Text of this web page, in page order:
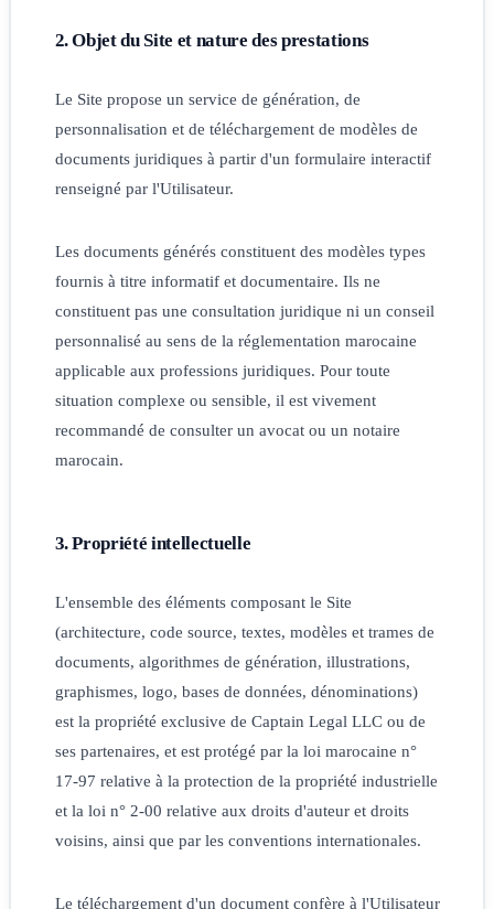
2. Objet du Site et nature des prestations
Le Site propose un service de génération, de
personnalisation et de téléchargement de modèles de
documents juridiques à partir d'un formulaire interactif
renseigné par l'Utilisateur.
Les documents générés constituent des modèles types
fournis à titre informatif et documentaire. Ils ne
constituent pas une consultation juridique ni un conseil
personnalisé au sens de la réglementation marocaine
applicable aux professions juridiques. Pour toute
situation complexe ou sensible, il est vivement
recommandé de consulter un avocat ou un notaire
marocain.
3. Propriété intellectuelle
L'ensemble des éléments composant le Site
(architecture, code source, textes, modèles et trames de
documents, algorithmes de génération, illustrations,
graphismes, logo, bases de données, dénominations)
est la propriété exclusive de Captain Legal LLC ou de
ses partenaires, et est protégé par la loi marocaine n°
17-97 relative à la protection de la propriété industrielle
et la loi n° 2-00 relative aux droits d'auteur et droits
voisins, ainsi que par les conventions internationales.
Le téléchargement d'un document confère à l'Utilisateur